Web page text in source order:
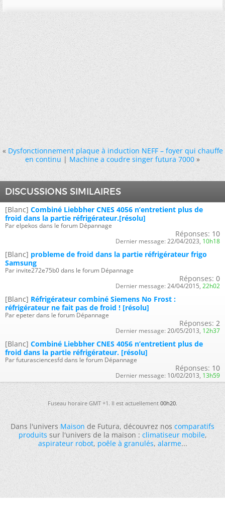
« Dysfonctionnement plaque à induction NEFF – foyer qui chauffe
en continu|Machine a coudre singer futura 7000 »
DISCUSSIONS SIMILAIRES
[Blanc] Combiné Liebbher CNES 4056 n’entretient plus de
froid dans la partie réfrigérateur.[résolu]
Par elpekos dans le forum Dépannage
Réponses: 10
Dernier message: 22/04/2023, 10h18
[Blanc] probleme de froid dans la partie réfrigérateur frigo
Samsung
Par invite272e75b0 dans le forum Dépannage
Réponses: 0
Dernier message: 24/04/2015, 22h02
[Blanc] Réfrigérateur combiné Siemens No Frost :
réfrigérateur ne fait pas de froid ! [résolu]
Par epeter dans le forum Dépannage
Réponses: 2
Dernier message: 20/05/2013, 12h37
[Blanc] Combiné Liebbher CNES 4056 n’entretient plus de
froid dans la partie réfrigérateur. [résolu]
Par futurasciencesfd dans le forum Dépannage
Réponses: 10
Dernier message: 10/02/2013, 13h59
Fuseau horaire GMT +1. Il est actuellement00h20.
Dans l'universMaisonde Futura, découvrez noscomparatifs
produitssur l'univers de la maison :climatiseur mobile,
aspirateur robot,poêle à granulés,alarme...